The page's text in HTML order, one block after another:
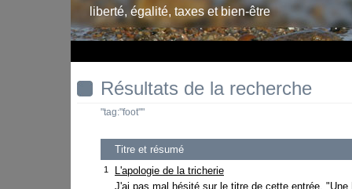
liberté, égalité, taxes et bien-être
Résultats de la recherche
"tag:"foot""
Titre et résumé
1
L'apologie de la tricherie
J'ai pas mal hésité sur le titre de cette entrée. "Une